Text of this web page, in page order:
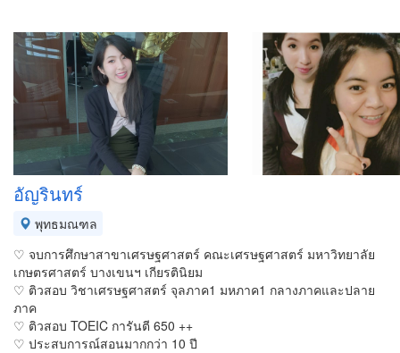
อัญรินทร์
พุทธมณฑล
♡ จบการศึกษาสาขาเศรษฐศาสตร์ คณะเศรษฐศาสตร์ มหาวิทยาลัย
เกษตรศาสตร์ บางเขนฯ เกียรตินิยม
♡ ติวสอบ วิชาเศรษฐศาสตร์ จุลภาค1 มหภาค1 กลางภาคและปลาย
ภาค
♡ ติวสอบ TOEIC การันตี 650 ++
♡ ประสบการณ์สอนมากกว่า 10 ปี